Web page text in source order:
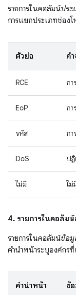
รายการในคอลัมน์ประ
การแยกประเภทช่อง
ตัวย่อ ค
RCE กา
EoP กา
รหัส กา
DoS ปฏิ
ไม่มี ไม่
4. รายการในคอลัมน์
รายการในคอลัมน์ข้อมู
คำนำหน้าระบุองค์กรที่
คำนำหน้า ข้